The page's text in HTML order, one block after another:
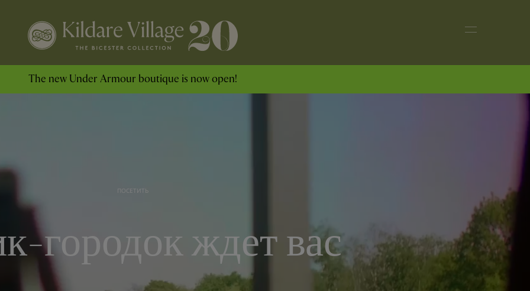
The new Under Armour boutique is now open!
ПОСЕТИТЬ
городок ждет вас